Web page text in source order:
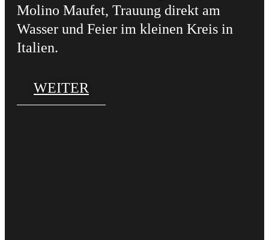
Molino Maufet, Trauung direkt am
Wasser und Feier im kleinen Kreis in
Italien.
WEITER